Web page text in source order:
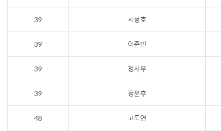
39 서정호
39 이준민
39 정시우
39 정윤후
48 고도연